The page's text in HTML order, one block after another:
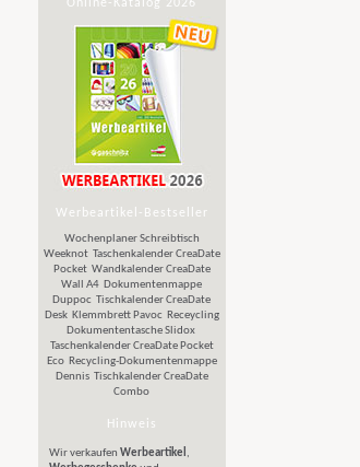
Online-Katalog 2026
Werbeartikel-Bestseller
Wochenplaner Schreibtisch
Weeknot Taschenkalender CreaDate
Pocket Wandkalender CreaDate
Wall A4 Dokumentenmappe
Duppoc Tischkalender CreaDate
Desk Klemmbrett Pavoc Receycling
Dokumententasche Slidox
Taschenkalender CreaDate Pocket
Eco Recycling-Dokumentenmappe
Dennis Tischkalender CreaDate
Combo
Hinweis
Wir verkaufen Werbeartikel ,